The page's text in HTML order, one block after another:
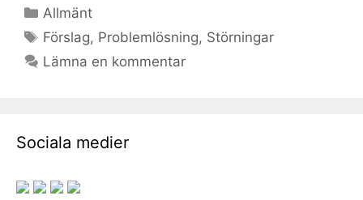
Kategorier
Allmänt
Etiketter
Förslag, Problemlösning, Störningar
Lämna en kommentar
Sociala medier